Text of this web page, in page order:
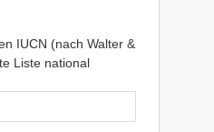
IUCN (nach Walter &
Liste national